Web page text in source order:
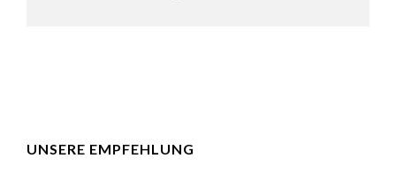
UNSERE EMPFEHLUNG